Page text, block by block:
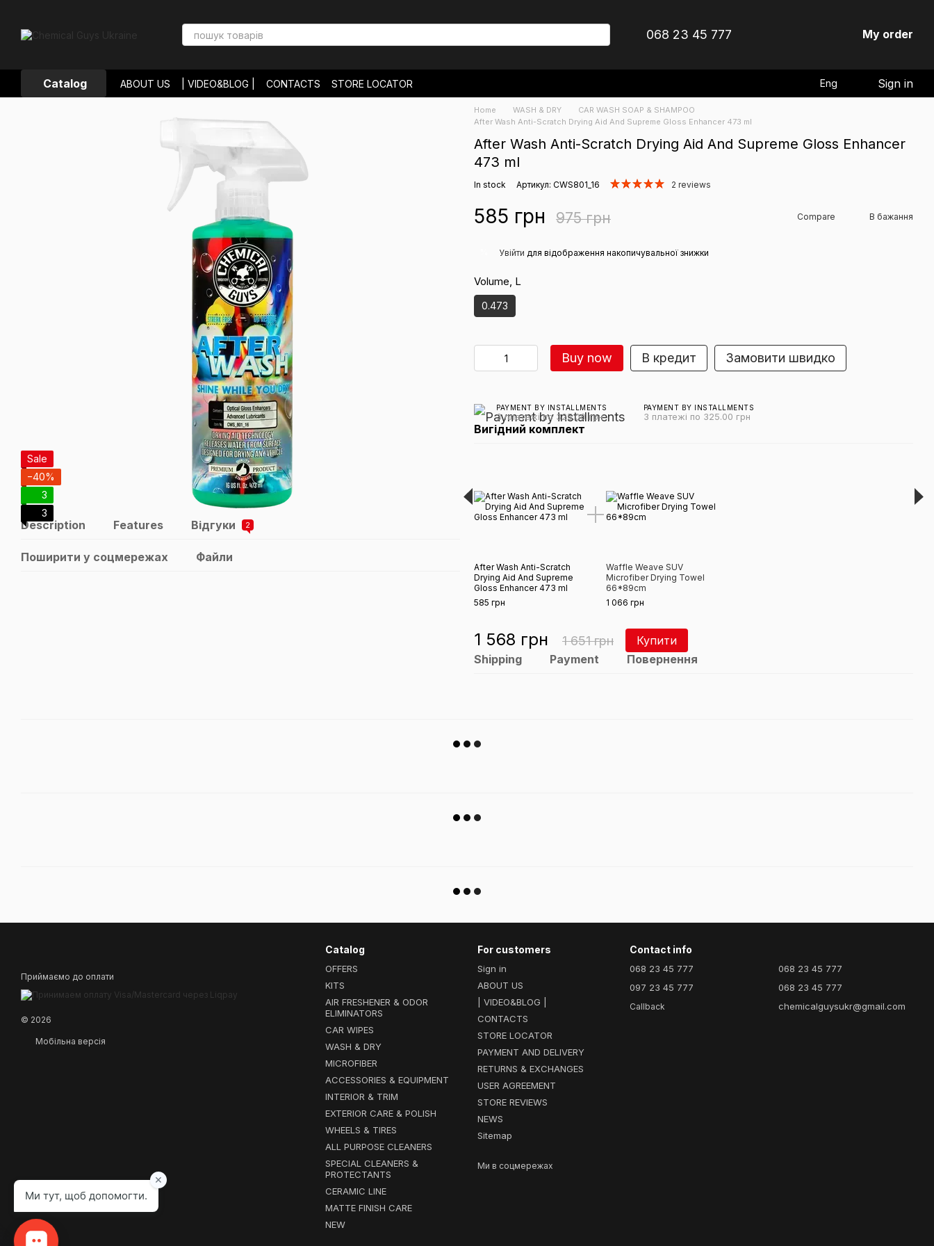
068 23 45 777 My order
Catalog ABOUT US | VIDEO&BLOG | CONTACTS
STORE LOCATOR
PAYMENT AND DELIVERY
RETURNS & EXCHANGES
Eng Sign in
Sale
−40%
3
3
Description Features Відгуки 2
Поширити у соцмережах Файли
Home WASH & DRY
CAR WASH SOAP & SHAMPOO
After Wash Anti-Scratch Drying Aid And Supreme Gloss Enhancer 473 ml
After Wash Anti-Scratch Drying Aid And Supreme Gloss Enhancer
473 ml
In stock Артикул: CWS801_16 2 reviews
585 грн 975 грн Compare В бажання
Увійти для відображення накопичувальної знижки
Volume, L
0.473
Buy now В кредит Замовити швидко
PAYMENT BY INSTALLMENTS
3 платежі по 325.00 грн
PAYMENT BY INSTALLMENTS
3 платежі по 325.00 грн
Вигідний комплект
After Wash Anti-Scratch
Drying Aid And Supreme
Gloss Enhancer 473 ml
585 грн
Waffle Weave SUV
Microfiber Drying Towel
66*89cm
1 066 грн
1 568 грн 1 651 грн Купити
Shipping Payment Повернення
Приймаємо до оплати
© 2026
Мобільна версія
Catalog
OFFERS
KITS
AIR FRESHENER & ODOR
ELIMINATORS
CAR WIPES
WASH & DRY
MICROFIBER
ACCESSORIES & EQUIPMENT
INTERIOR & TRIM
EXTERIOR CARE & POLISH
WHEELS & TIRES
ALL PURPOSE CLEANERS
SPECIAL CLEANERS &
PROTECTANTS
CERAMIC LINE
MATTE FINISH CARE
NEW
For customers
Sign in
ABOUT US
| VIDEO&BLOG |
CONTACTS
STORE LOCATOR
PAYMENT AND DELIVERY
RETURNS & EXCHANGES
USER AGREEMENT
STORE REVIEWS
NEWS
Sitemap
Ми в соцмережах
Contact info
068 23 45 777
097 23 45 777
Callback
068 23 45 777
068 23 45 777
chemicalguysukr@gmail.com